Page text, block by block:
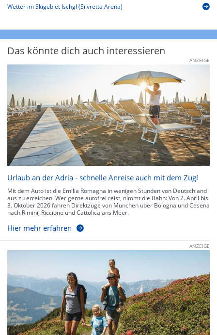
Wetter im Skigebiet Ischgl (Silvretta Arena)
Das könnte dich auch interessieren
ANZEIGE
Urlaub an der Adria - schnelle Anreise auch mit dem Zug!
Mit dem Auto ist die Emilia Romagna in wenigen Stunden von Deutschland
aus zu erreichen. Wer gerne autofrei reist, nimmt die Bahn: Von 2. April bis
3. Oktober 2026 fahren Direktzüge von München über Bologna und Cesena
nach Rimini, Riccione und Cattolica ans Meer.
Hier mehr erfahren
ANZEIGE